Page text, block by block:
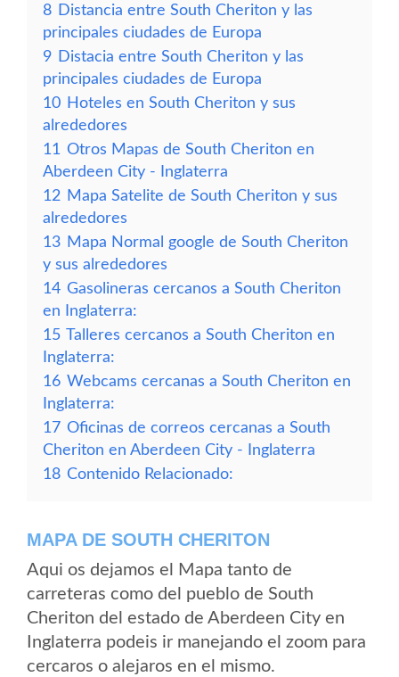
8 Distancia entre South Cheriton y las
principales ciudades de Europa
9 Distacia entre South Cheriton y las
principales ciudades de Europa
10 Hoteles en South Cheriton y sus
alrededores
11 Otros Mapas de South Cheriton en
Aberdeen City - Inglaterra
12 Mapa Satelite de South Cheriton y sus
alrededores
13 Mapa Normal google de South Cheriton
y sus alrededores
14 Gasolineras cercanos a South Cheriton
en Inglaterra:
15 Talleres cercanos a South Cheriton en
Inglaterra:
16 Webcams cercanas a South Cheriton en
Inglaterra:
17 Oficinas de correos cercanas a South
Cheriton en Aberdeen City - Inglaterra
18 Contenido Relacionado:
MAPA DE SOUTH CHERITON
Aqui os dejamos el Mapa tanto de
carreteras como del pueblo de South
Cheriton del estado de Aberdeen City en
Inglaterra podeis ir manejando el zoom para
cercaros o alejaros en el mismo.